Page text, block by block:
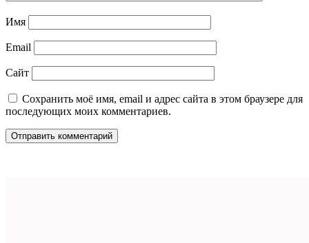
Имя
Email
Сайт
Сохранить моё имя, email и адрес сайта в этом браузере для
последующих моих комментариев.